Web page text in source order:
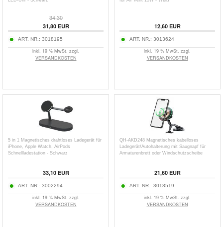
34,30
31,80EUR
ART. NR.: 3018195
inkl. 19 % MwSt. zzgl.
VERSANDKOSTEN
12,60EUR
ART. NR.: 3013624
inkl. 19 % MwSt. zzgl.
VERSANDKOSTEN
5 in 1 Magnetisches drahtloses Ladegerät für
iPhone, Apple Watch, AirPods
Schnellladestation - Schwarz
33,10EUR
ART. NR.: 3002294
inkl. 19 % MwSt. zzgl.
VERSANDKOSTEN
QH-AKD248 Magnetisches kabelloses
Ladegerät/Autohalterung mit Saugnapf für
Armaturenbrett oder Windschutzscheibe
21,60EUR
ART. NR.: 3018519
inkl. 19 % MwSt. zzgl.
VERSANDKOSTEN